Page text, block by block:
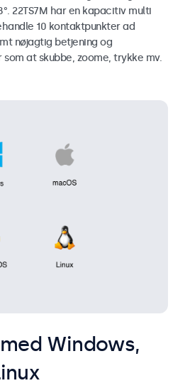
22TS7M har en kapacitiv multi
10 kontaktpunkter ad
nøjagtig betjening og
at skubbe, zoome, trykke mv.
Windows,